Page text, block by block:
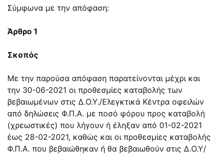
Σύμφωνα με την απόφαση:
Άρθρο 1
Σκοπός
Με την παρούσα απόφαση παρατείνονται μέχρι και
την 30-06-2021 οι προθεσμίες καταβολής των
βεβαιωμένων στις Δ.Ο.Υ./Ελεγκτικά Κέντρα οφειλών
από δηλώσεις Φ.Π.Α. με ποσό φόρου προς καταβολή
(χρεωστικές) που λήγουν ή έληξαν από 01-02-2021
έως 28-02-2021, καθώς και οι προθεσμίες καταβολής
Φ.Π.Α. που βεβαιώθηκαν ή θα βεβαιωθούν στις Δ.Ο.Υ/